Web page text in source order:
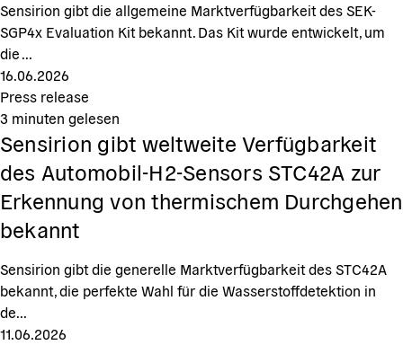
Sensirion gibt die allgemeine Marktverfügbarkeit des SEK-
SGP4x Evaluation Kit bekannt. Das Kit wurde entwickelt, um
die ...
16.06.2026
Press release
3 minuten gelesen
Sensirion gibt weltweite Verfügbarkeit
des Automobil-H2-Sensors STC42A zur
Erkennung von thermischem Durchgehen
bekannt
Sensirion gibt die generelle Marktverfügbarkeit des STC42A
bekannt, die perfekte Wahl für die Wasserstoffdetektion in
de...
11.06.2026